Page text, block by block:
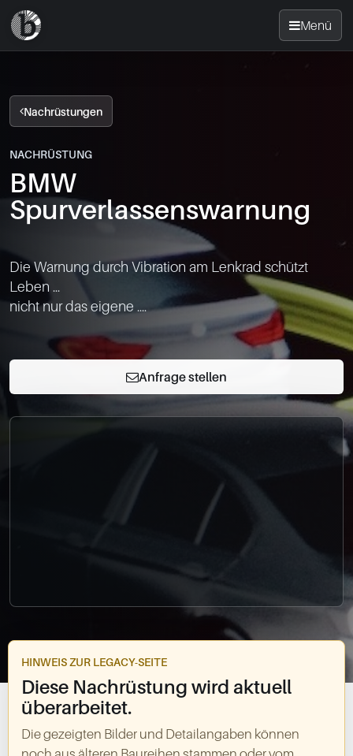
Menü
Nachrüsten
News
FAQ
Standorte
0049-861-900290
info@bimmer-manufaktur.de
Nachrüstungen
NACHRÜSTUNG
BMW
Spurverlassenswarnung
Die Warnung durch Vibration am Lenkrad schützt
Leben ...
nicht nur das eigene ....
Anfrage stellen
HINWEIS ZUR LEGACY-SEITE
Diese Nachrüstung wird aktuell
überarbeitet.
Die gezeigten Bilder und Detailangaben können